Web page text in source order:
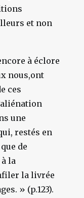
et non
à éclore
nous,ont
ces
une
restés en
de
la
la livrée
» (p.123).